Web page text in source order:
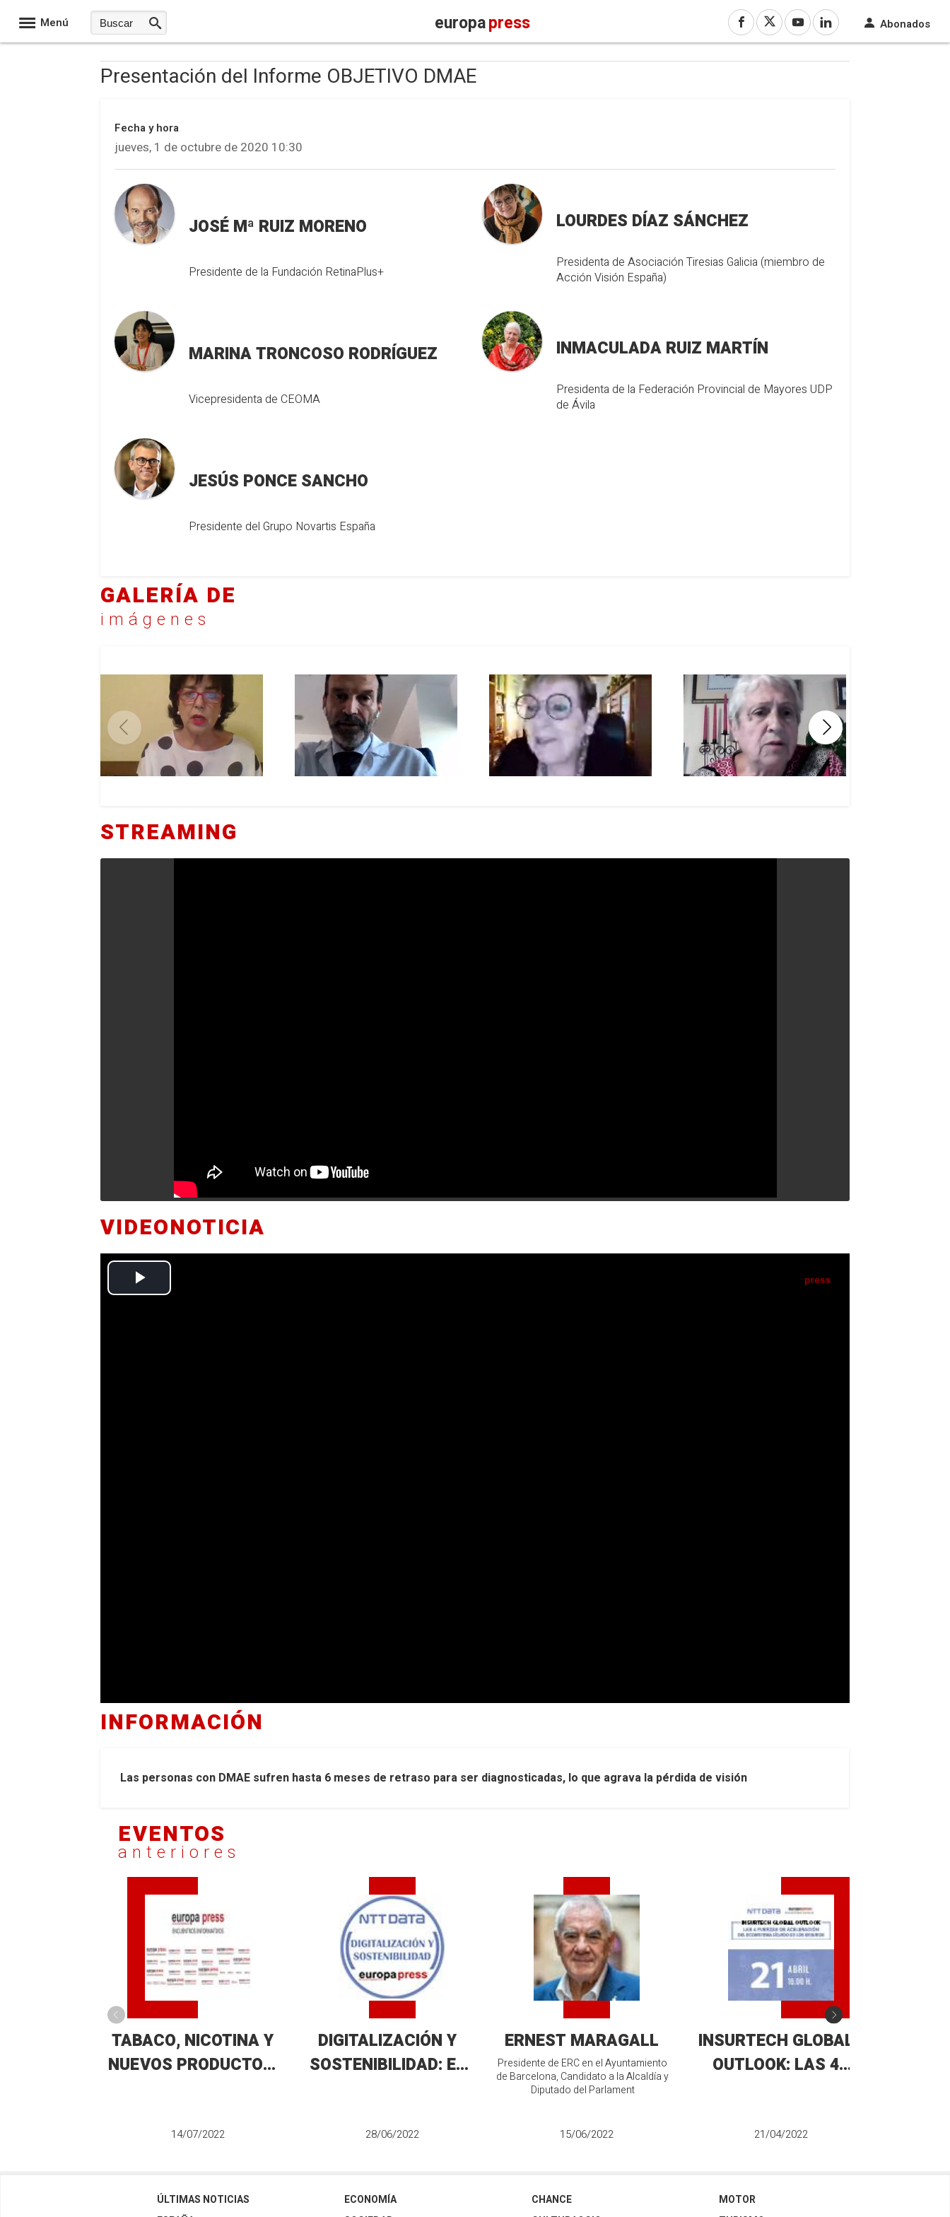
Menú europapress Abonados
Presentación del Informe OBJETIVO DMAE
Fecha y hora
jueves, 1 de octubre de 2020 10:30
JOSÉ Mª RUIZ MORENO
Presidente de la Fundación RetinaPlus+
LOURDES DÍAZ SÁNCHEZ
Presidenta de Asociación Tiresias Galicia (miembro de
Acción Visión España)
MARINA TRONCOSO RODRÍGUEZ
Vicepresidenta de CEOMA
INMACULADA RUIZ MARTÍN
Presidenta de la Federación Provincial de Mayores UDP
de Ávila
JESÚS PONCE SANCHO
Presidente del Grupo Novartis España
GALERÍA DE
imágenes
STREAMING
VIDEONOTICIA
INFORMACIÓN
Las personas con DMAE sufren hasta 6 meses de retraso para ser diagnosticadas, lo que agrava la pérdida de visión
EVENTOS
anteriores
TABACO, NICOTINA Y
NUEVOS PRODUCTOS;
14/07/2022
DIGITALIZACIÓN Y
SOSTENIBILIDAD: EL
GESTIÓN DE DATOS
28/06/2022
ERNEST MARAGALL
Presidente de ERC en el Ayuntamiento
de Barcelona, Candidato a la Alcaldía y
Diputado del Parlament
15/06/2022
INSURTECH GLOBAL
OUTLOOK: LAS 4
ECOSISTEMA LÍQUIDO
21/04/2022
ÚLTIMAS NOTICIAS
ECONOMÍA
CHANCE
MOTOR